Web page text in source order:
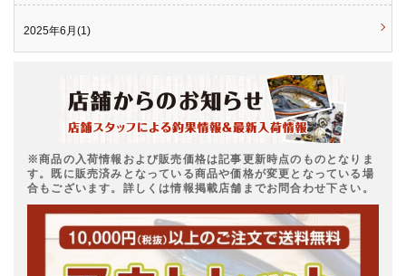
2025年6月(1)
※商品の入荷情報および販売価格は記事更新時点のものとなりま
す。既に販売済みとなっている商品や価格が変更となっている場
合もございます。詳しくは情報掲載店舗までお問合わせ下さい。